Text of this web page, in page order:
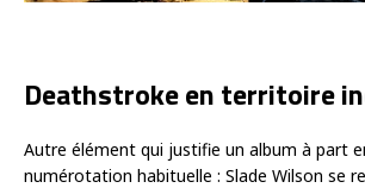
Deathstroke en territoire
Autre élément qui justifie un album à part
numérotation habituelle : Slade Wilson se